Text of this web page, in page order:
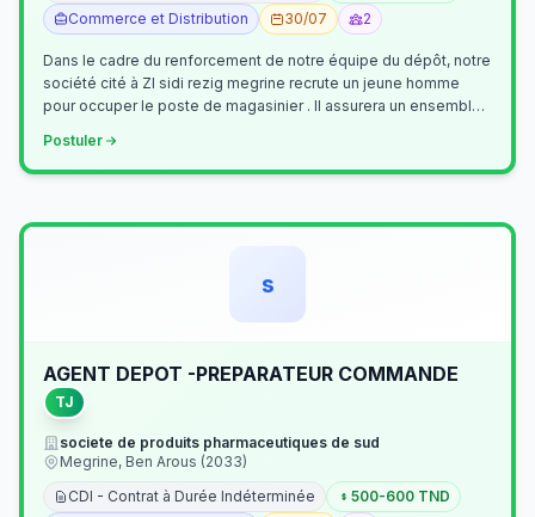
Commerce et Distribution
30/07 2
Dans le cadre du renforcement de notre équipe du dépôt, notre
société cité à ZI sidi rezig megrine recrute un jeune homme
pour occuper le poste de magasinier . Il assurera un ensemble
Postuler
s
AGENT DEPOT -PREPARATEUR COMMANDE
TJ
societe de produits pharmaceutiques de sud
Megrine, Ben Arous (2033)
CDI - Contrat à Durée Indéterminée
500-600 TND